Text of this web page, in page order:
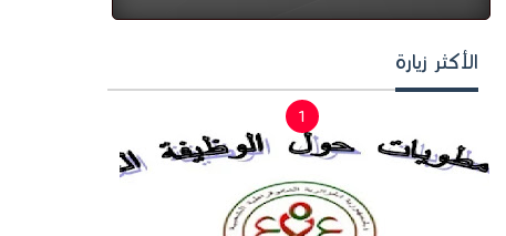
الأكثر زيارة